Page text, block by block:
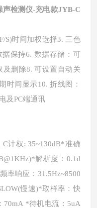
声检测仪-充电款JYB-C
S)时间加权选择3. 三色
保持6. 数据存储：可
及删除8. 可设置自动关
时间显示10. 折线图：
及PC端通讯
计权: 35~130dB*准确
解析度：0.1d
率响应：31.5Hz~8500
慢速)*取样率：快
70mA *待机电流：5uA